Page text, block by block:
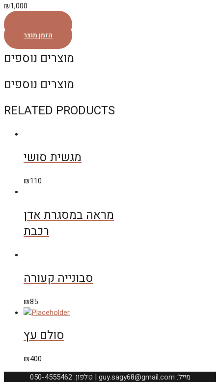
₪1,000
הזמן מוצר
מוצרים נוספים
מוצרים נוספים
RELATED PRODUCTS
מגשית סושי
₪110
מראה במסגרת אדן
רכבת
סבונייה קעורה
₪85
סולם עץ
₪400
050-4555462 :טלפון | guy.sagy68@gmail.com :מייל